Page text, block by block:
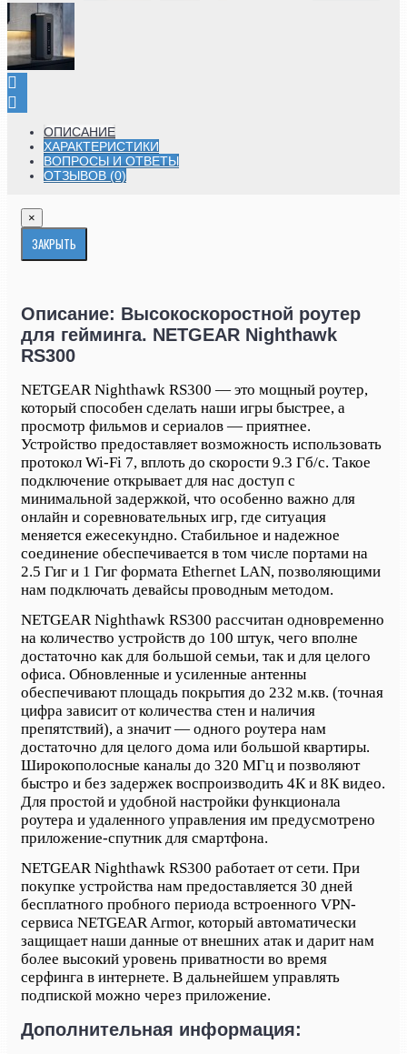
ОПИСАНИЕ
ХАРАКТЕРИСТИКИ
ВОПРОСЫ И ОТВЕТЫ
ОТЗЫВОВ (0)
×
ЗАКРЫТЬ
Описание: Высокоскоростной роутер
для гейминга. NETGEAR Nighthawk
RS300
NETGEAR Nighthawk RS300 — это мощный роутер,
который способен сделать наши игры быстрее, а
просмотр фильмов и сериалов — приятнее.
Устройство предоставляет возможность использовать
протокол Wi-Fi 7, вплоть до скорости 9.3 Гб/с. Такое
подключение открывает для нас доступ с
минимальной задержкой, что особенно важно для
онлайн и соревновательных игр, где ситуация
меняется ежесекундно. Стабильное и надежное
соединение обеспечивается в том числе портами на
2.5 Гиг и 1 Гиг формата Ethernet LAN, позволяющими
нам подключать девайсы проводным методом.
NETGEAR Nighthawk RS300 рассчитан одновременно
на количество устройств до 100 штук, чего вполне
достаточно как для большой семьи, так и для целого
офиса. Обновленные и усиленные антенны
обеспечивают площадь покрытия до 232 м.кв. (точная
цифра зависит от количества стен и наличия
препятствий), а значит — одного роутера нам
достаточно для целого дома или большой квартиры.
Широкополосные каналы до 320 МГц и позволяют
быстро и без задержек воспроизводить 4К и 8К видео.
Для простой и удобной настройки функционала
роутера и удаленного управления им предусмотрено
приложение-спутник для смартфона.
NETGEAR Nighthawk RS300 работает от сети. При
покупке устройства нам предоставляется 30 дней
бесплатного пробного периода встроенного VPN-
сервиса NETGEAR Armor, который автоматически
защищает наши данные от внешних атак и дарит нам
более высокий уровень приватности во время
серфинга в интернете. В дальнейшем управлять
подпиской можно через приложение.
Дополнительная информация: